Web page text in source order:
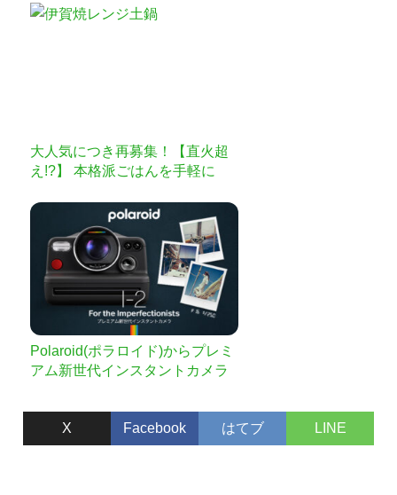
大人気につき再募集！【直火超
え!?】 本格派ごはんを手軽に
Polaroid(ポラロイド)からプレミ
アム新世代インスタントカメラ
たなインスタント写真体験
X
Facebook はてブ LINE